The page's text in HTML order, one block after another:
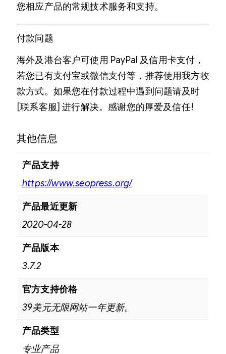
您相应产品的常规技术服务和支持。
付款问题
海外及港台客户可使用 PayPal 及信用卡支付，
若您已有支付宝或微信支付等，推荐使用我方收
款方式。如果您在付款过程中遇到问题请及时
[联系客服] 进行解决。感谢您的厚爱及信任!
其他信息
产品支持
https://www.seopress.org/
产品最近更新
2020-04-28
产品版本
3.7.2
官方支持价格
39美元无限网站一年更新。
产品类型
专业产品